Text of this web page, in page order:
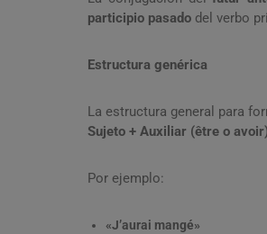
participio pasado del verbo
Estructura genérica
La estructura general para
Sujeto + Auxiliar (être o
Por ejemplo:
«J’aurai mangé»